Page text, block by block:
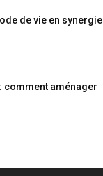
de vie en synergie
comment aménager